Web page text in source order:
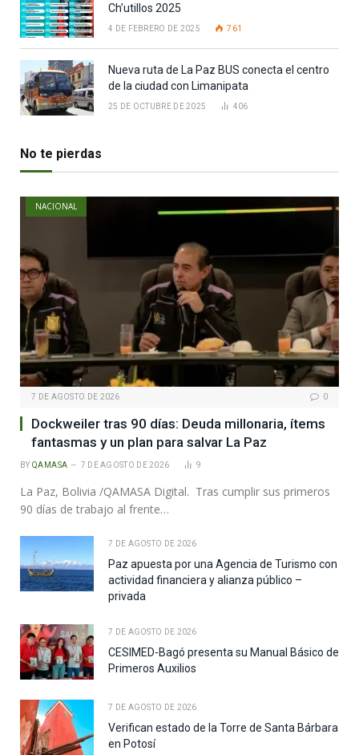
Ch’utillos 2025
4 DE FEBRERO DE 2025 761
Nueva ruta de La Paz BUS conecta el centro
de la ciudad con Limanipata
25 DE OCTUBRE DE 2025 406
No te pierdas
NACIONAL
7 DE AGOSTO DE 2026 0
Dockweiler tras 90 días: Deuda millonaria, ítems
fantasmas y un plan para salvar La Paz
BY QAMASA 7 DE AGOSTO DE 2026 9
La Paz, Bolivia /QAMASA Digital. Tras cumplir sus primeros
90 días de trabajo al frente…
7 DE AGOSTO DE 2026
Paz apuesta por una Agencia de Turismo con
actividad financiera y alianza público –
privada
7 DE AGOSTO DE 2026
CESIMED-Bagó presenta su Manual Básico de
Primeros Auxilios
7 DE AGOSTO DE 2026
Verifican estado de la Torre de Santa Bárbara
en Potosí